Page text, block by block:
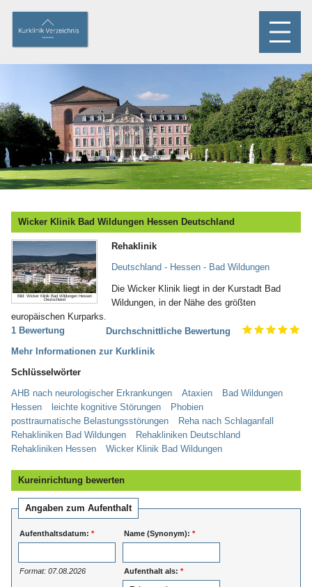
Wicker Klinik Bad Wildungen Hessen Deutschland
Bild: Wicker Klinik Bad Wildungen Hessen
Deutschland
Rehaklinik
Deutschland - Hessen - Bad Wildungen
Die Wicker Klinik liegt in der Kurstadt Bad
Wildungen, in der Nähe des größten
europäischen Kurparks.
1 Bewertung
Durchschnittliche Bewertung
Mehr Informationen zur Kurklinik
Schlüsselwörter
AHB nach neurologischer Erkrankungen Ataxien
Bad Wildungen
Hessen
leichte kognitive Störungen
Phobien
posttraumatische Belastungsstörungen
Reha nach Schlaganfall
Rehakliniken Bad Wildungen
Rehakliniken Deutschland
Rehakliniken Hessen
Wicker Klinik Bad Wildungen
Kureinrichtung bewerten
Angaben zum Aufenthalt
Aufenthaltsdatum: *
Format: 07.08.2026
Name (Synonym): *
Aufenthalt als: *